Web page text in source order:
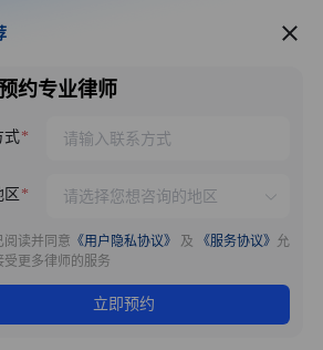
服务推荐
约专业律师
式
区
阅读并同意 《用户隐私协议》 及 《服务协议》 允
受更多律师的服务
立即预约